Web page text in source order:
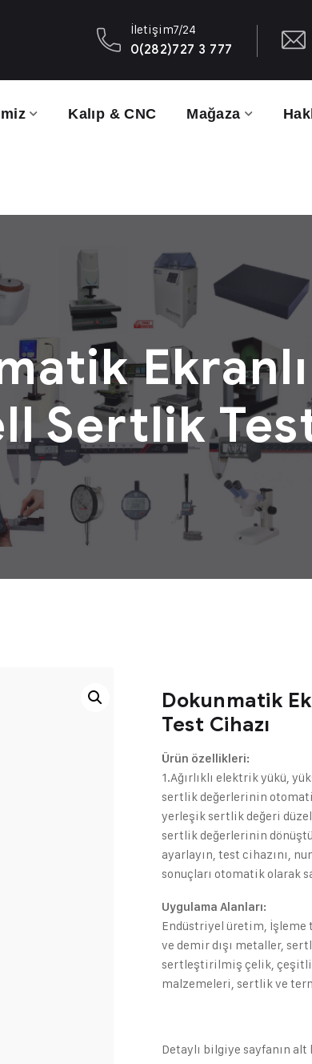
İletişim7/24
0(282)727 3 777
Kalıp & CNC Mağaza
Sertlik
Dokunmatik
Test Cihazı
Ürün özellikleri:
1.Ağırlıklı elektrik yükü,
sertlik değerlerinin
yerleşik sertlik değeri
sertlik değerlerinin
ayarlayın, test cihazını,
sonuçları otomatik olarak
Uygulama Alanları:
Endüstriyel üretim,
ve demir dışı metaller,
sertleştirilmiş çelik, çeşitli
malzemeleri, sertlik ve
Detaylı bilgiye sayfanın